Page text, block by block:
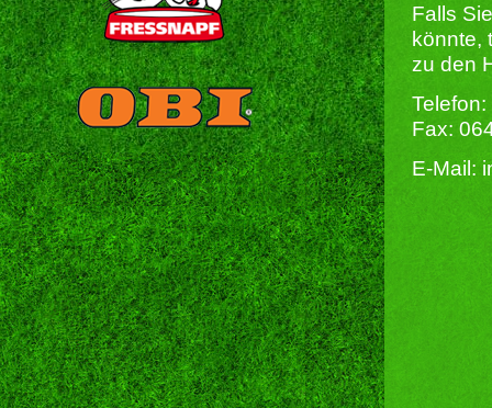
Falls
könnte,
zu den
Fax:
E-Mail: